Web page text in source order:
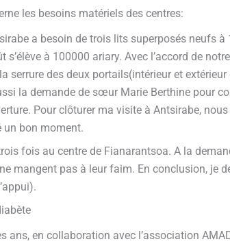
les besoins matériels des centres:
a besoin de trois lits superposés neufs
s’élève à 100000 ariary. Avec l’accord de
serrure des deux portails(intérieur et
la demande de sœur Marie Berthine pour
Pour clôturer ma visite à Antsirabe,
un bon moment.
fois au centre de Fianarantsoa. A la
mangent pas à leur faim. En conclusion, je
ans, en collaboration avec l’association